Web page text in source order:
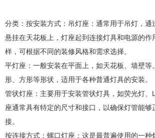
分类：按安装方式：吊灯座：通常用于吊灯，通
悬挂在天花板上，灯座起到连接灯具和电源的作
样，可根据不同的装修风格和需求选择。
平灯座：一般安装在平面上，如天花板、墙壁等
形、方形等形状，适用于各种普通灯具的安装。
管状灯座：主要用于安装管状灯具，如荧光灯、
座通常具有特定的尺寸和接口，以确保灯管能够
接。
按连接方式：螺口灯座：这是最普遍使用的一种